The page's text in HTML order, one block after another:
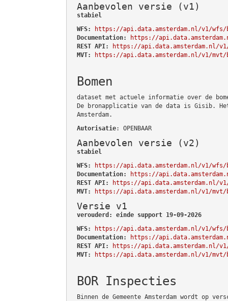
Aanbevolen versie (v1)
stabiel
WFS:
https://api.data.amsterdam.nl/v1/wfs/
Documentation:
https://
REST API:
https://api.data.amsterdam.nl/v1/
MVT:
https://api.data.amsterdam.nl/v1/mvt/
Bomen
dataset met actuele informatie over de
De bronapplicatie van de data is Gisib. Het
Amsterdam.
Autorisatie: OPENBAAR
Aanbevolen versie (v2)
stabiel
WFS:
https://api.data.amsterdam.nl/v1/wfs/
Documentation:
https://
REST API:
https://api.data.amsterdam.nl/v1/
MVT:
https://api.data.amsterdam.nl/v1/mvt/
Versie v1
verouderd: einde support 19-09-2026
WFS:
https://api.data.amsterdam.nl/v1/wfs/
Documentation:
https://
REST API:
https://api.data.amsterdam.nl/v1/
MVT:
https://api.data.amsterdam.nl/v1/mvt/
BOR Inspecties
Binnen de Gemeente Amsterdam wordt op